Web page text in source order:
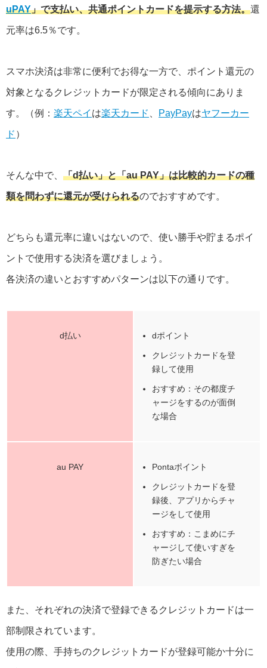
uPAY」で支払い、共通ポイントカードを提示する方法。還
元率は6.5％です。
スマホ決済は非常に便利でお得な一方で、ポイント還元の
対象となるクレジットカードが限定される傾向にありま
す。（例： 楽天ペイ は楽天カード PayPayはヤフーカー
ド ）
そんな中で、 「d払い」と「au PAY」は比較的カードの種
類を問わずに還元が受けられるのでおすすめです。
どちらも還元率に違いはないので、使い勝手や貯まるポイ
ントで使用する決済を選びましょう。
各決済の違いとおすすめパターンは以下の通りです。
d払い dポイント
クレジットカードを登
録して使用
おすすめ：その都度チ
ャージをするのが面倒
な場合
au PAY Pontaポイント
クレジットカードを登
録後、アプリからチャ
ージをして使用
おすすめ：こまめにチ
ャージして使いすぎを
防ぎたい場合
また、それぞれの決済で登録できるクレジットカードは一
部制限されています。
使用の際、手持ちのクレジットカードが登録可能か十分に